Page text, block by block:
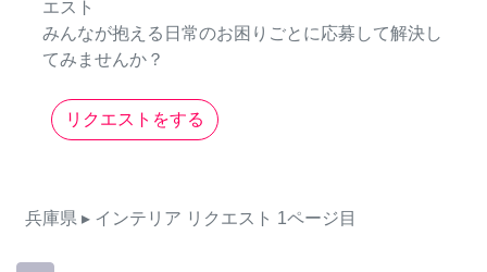
エスト
みんなが抱える日常のお困りごとに応募して解決し
てみませんか？
リクエストをする
兵庫県 ▸ インテリア リクエスト 1ページ目